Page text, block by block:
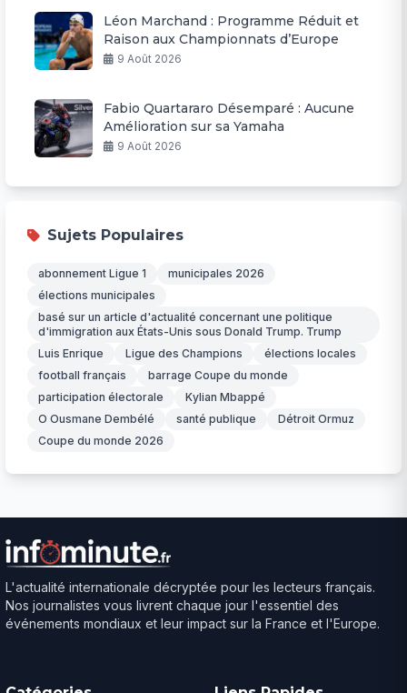
Léon Marchand : Programme Réduit et
Raison aux Championnats d’Europe
9 Août 2026
Fabio Quartararo Désemparé : Aucune
Amélioration sur sa Yamaha
9 Août 2026
Sujets Populaires
abonnement Ligue 1
municipales 2026
élections municipales
basé sur un article d'actualité concernant une politique
d'immigration aux États-Unis sous Donald Trump. Trump
Luis Enrique
Ligue des Champions
élections locales
football français
barrage Coupe du monde
participation électorale
Kylian Mbappé
O Ousmane Dembélé
santé publique
Détroit Ormuz
Coupe du monde 2026
L'actualité internationale décryptée pour les lecteurs français.
Nos journalistes vous livrent chaque jour l'essentiel des
événements mondiaux et leur impact sur la France et l'Europe.